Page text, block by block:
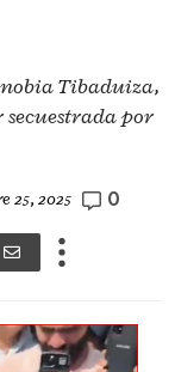
Tibaduiza,
secuestrada por
25, 2025 0